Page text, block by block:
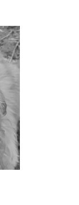
à AVA après
d’un